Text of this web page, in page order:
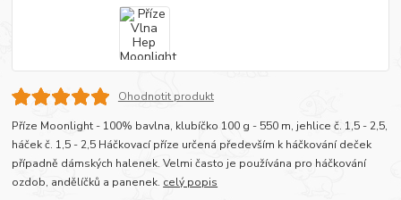
Ohodnotit produkt
Příze Moonlight - 100% bavlna, klubíčko 100 g - 550 m, jehlice č. 1,5 - 2,5,
háček č. 1,5 - 2,5 Háčkovací příze určená především k háčkování deček
případně dámských halenek. Velmi často je používána pro háčkování
ozdob, andělíčků a panenek. celý popis